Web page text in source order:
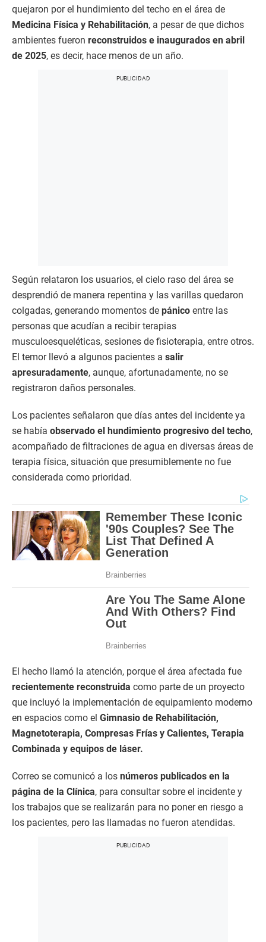
quejaron por el hundimiento del techo en el área de
Medicina Física y Rehabilitación, a pesar de que dichos
ambientes fueron reconstruidos e inaugurados en abril
de 2025, es decir, hace menos de un año.
Según relataron los usuarios, el cielo raso del área se
desprendió de manera repentina y las varillas quedaron
colgadas, generando momentos de pánico entre las
personas que acudían a recibir terapias
musculoesqueléticas, sesiones de fisioterapia, entre otros.
El temor llevó a algunos pacientes a salir
apresuradamente, aunque, afortunadamente, no se
registraron daños personales.
Los pacientes señalaron que días antes del incidente ya
se había observado el hundimiento progresivo del techo,
acompañado de filtraciones de agua en diversas áreas de
terapia física, situación que presumiblemente no fue
considerada como prioridad.
El hecho llamó la atención, porque el área afectada fue
recientemente reconstruida como parte de un proyecto
que incluyó la implementación de equipamiento moderno
en espacios como el Gimnasio de Rehabilitación,
Magnetoterapia, Compresas Frías y Calientes, Terapia
Combinada y equipos de láser.
Correo se comunicó a los números publicados en la
página de la Clínica, para consultar sobre el incidente y
los trabajos que se realizarán para no poner en riesgo a
los pacientes, pero las llamadas no fueron atendidas.